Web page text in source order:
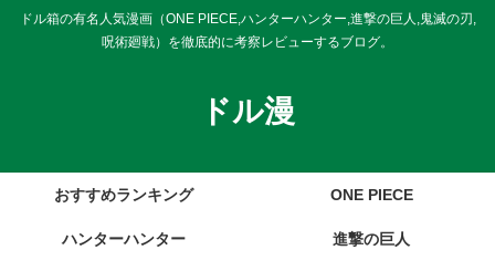
ドル箱の有名人気漫画（ONE PIECE,ハンターハンター,進撃の巨人,鬼滅の刃,
呪術廻戦）を徹底的に考察レビューするブログ。
ドル漫
おすすめランキング ONE PIECE
ハンターハンター 進撃の巨人